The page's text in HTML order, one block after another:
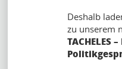
Deshalb
zu unserem
TACHELES